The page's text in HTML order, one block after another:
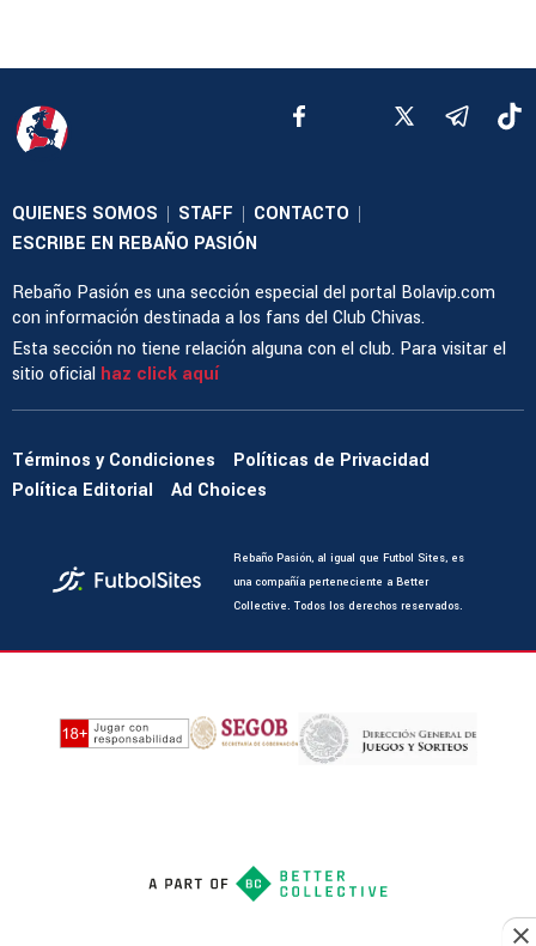
QUIENES SOMOS STAFF CONTACTO
ESCRIBE EN REBAÑO PASIÓN
Rebaño Pasión es una sección especial del portal Bolavip.com
con información destinada a los fans del Club Chivas.
Esta sección no tiene relación alguna con el club. Para visitar el
sitio oficial haz click aquí
Términos y Condiciones
Políticas de Privacidad
Política Editorial
Ad Choices
Rebaño Pasión, al igual que Futbol Sites, es
una compañía perteneciente a Better
Collective. Todos los derechos reservados.